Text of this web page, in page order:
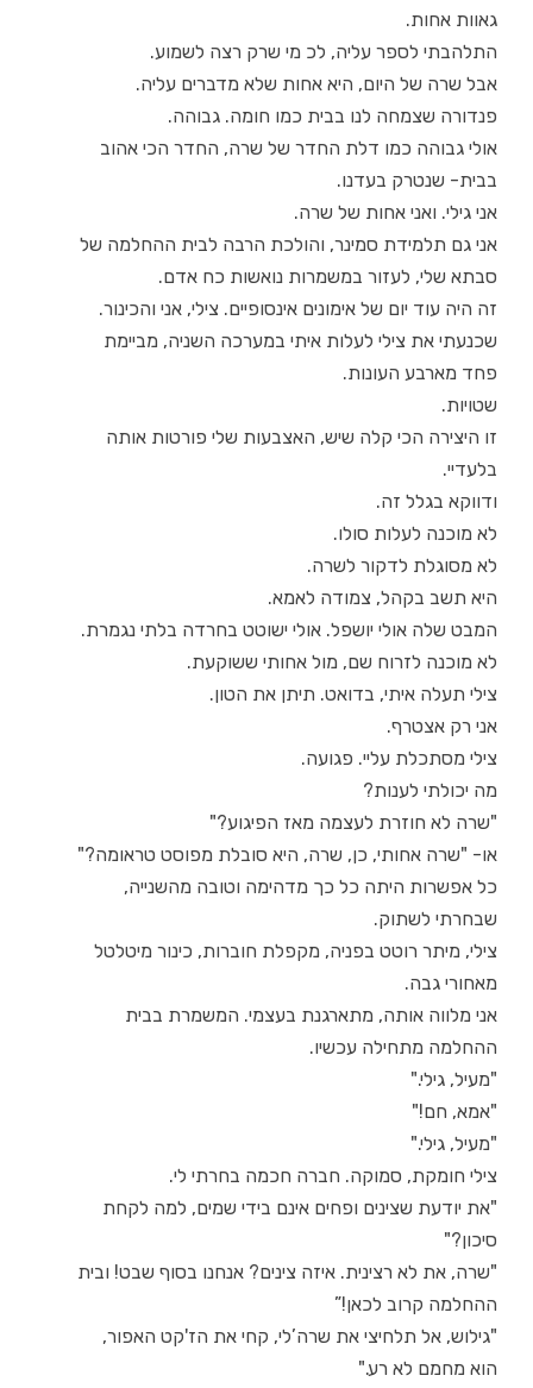
גאוות אחות.
התלהבתי לספר עליה, לכ מי שרק רצה לשמוע.
אבל שרה של היום, היא אחות שלא מדברים עליה.
פנדורה שצמחה לנו בבית כמו חומה. גבוהה.
אולי גבוהה כמו דלת החדר של שרה, החדר הכי אהוב
בבית- שנטרק בעדנו.
אני גילי. ואני אחות של שרה.
אני גם תלמידת סמינר, והולכת הרבה לבית ההחלמה של
סבתא שלי, לעזור במשמרות נואשות כח אדם.
זה היה עוד יום של אימונים אינסופיים. צילי, אני והכינור.
שכנעתי את צילי לעלות איתי במערכה השניה, מביימת
פחד מארבע העונות.
שטויות.
זו היצירה הכי קלה שיש, האצבעות שלי פורטות אותה
בלעדיי.
ודווקא בגלל זה.
לא מוכנה לעלות סולו.
לא מסוגלת לדקור לשרה.
היא תשב בקהל, צמודה לאמא.
המבט שלה אולי יושפל. אולי ישוטט בחרדה בלתי נגמרת.
לא מוכנה לזרוח שם, מול אחותי ששוקעת.
צילי תעלה איתי, בדואט. תיתן את הטון.
אני רק אצטרף.
צילי מסתכלת עליי. פגועה.
מה יכולתי לענות?
"שרה לא חוזרת לעצמה מאז הפיגוע?"
או- "שרה אחותי, כן, שרה, היא סובלת מפוסט טראומה?"
כל אפשרות היתה כל כך מדהימה וטובה מהשנייה,
שבחרתי לשתוק.
צילי, מיתר רוטט בפניה, מקפלת חוברות, כינור מיטלטל
מאחורי גבה.
אני מלווה אותה, מתארגנת בעצמי. המשמרת בבית
ההחלמה מתחילה עכשיו.
"מעיל, גילי."
"אמא, חם!"
"מעיל, גילי."
צילי חומקת, סמוקה. חברה חכמה בחרתי לי.
"את יודעת שצינים ופחים אינם בידי שמים, למה לקחת
סיכון?"
"שרה, את לא רצינית. איזה צינים? אנחנו בסוף שבט! ובית
ההחלמה קרוב לכאן!”
"גילוש, אל תלחיצי את שרה’לי, קחי את הז'קט האפור,
הוא מחמם לא רע."